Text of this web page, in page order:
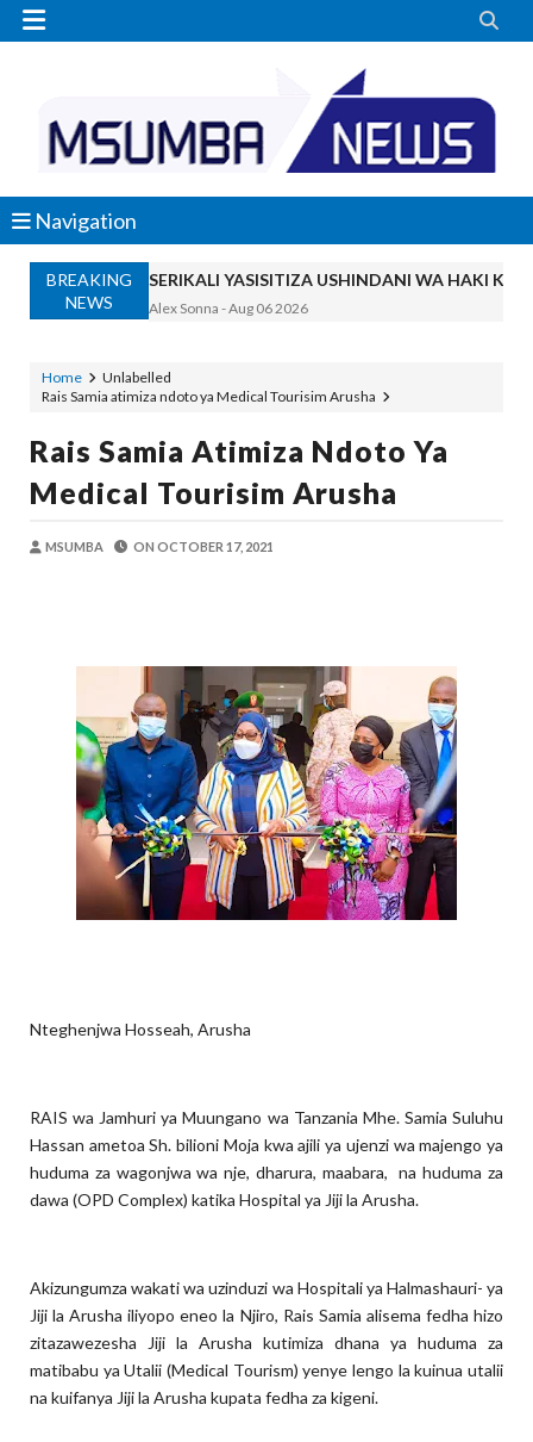
 
Navigation
BREAKING
NEWS
SERIKALI YASISITIZA USHINDANI WA HAKI
Alex Sonna -Aug 06 2026
RAIS SAMIA, MUSEVEN
BRELA YATOA ELIMU YA URASIMISHAJI
Alex Sonna-Aug 06 2026
OSCAR ASSENGA
OSCAR ASSENGA-Aug 06 2026
Umaskini Na Madeni Yalitishia
Zawadi-Aug 06 2026
Nilitafuta Mtoto Kwa Zaidi Ya Miaka
Zawadi-Aug 06 2026
DKT. SIMBEYE AWATAKA WAKUU WA VYUO
Alex Sonna-Aug 06 2026
Home
Unlabelled
Rais Samia atimiza ndoto ya Medical Tourisim Arusha
Rais Samia Atimiza Ndoto Ya
Medical Tourisim Arusha
MSUMBA ON OCTOBER 17, 2021
Nteghenjwa Hosseah, Arusha
RAIS wa Jamhuri ya Muungano wa Tanzania Mhe. Samia Suluhu
Hassan ametoa Sh. bilioni Moja kwa ajili ya ujenzi wa majengo ya
huduma za wagonjwa wa nje, dharura, maabara, na huduma za
dawa (OPD Complex) katika Hospital ya Jiji la Arusha.
Akizungumza wakati wa uzinduzi wa Hospitali ya Halmashauri- ya
Jiji la Arusha iliyopo eneo la Njiro, Rais Samia alisema fedha hizo
zitazawezesha Jiji la Arusha kutimiza dhana ya huduma za
matibabu ya Utalii (Medical Tourism) yenye lengo la kuinua utalii
na kuifanya Jiji la Arusha kupata fedha za kigeni.